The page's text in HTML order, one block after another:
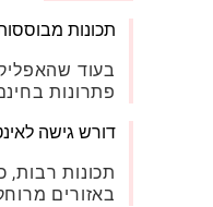
תכונות
בעוד
פתרונות
דורש גישה
תכונות רבות,
באזורים